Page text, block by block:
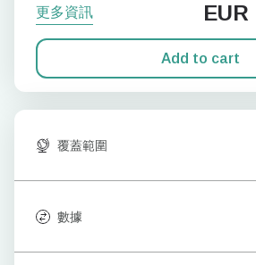
更多資訊 EUR
Add to cart
覆蓋範圍
數據